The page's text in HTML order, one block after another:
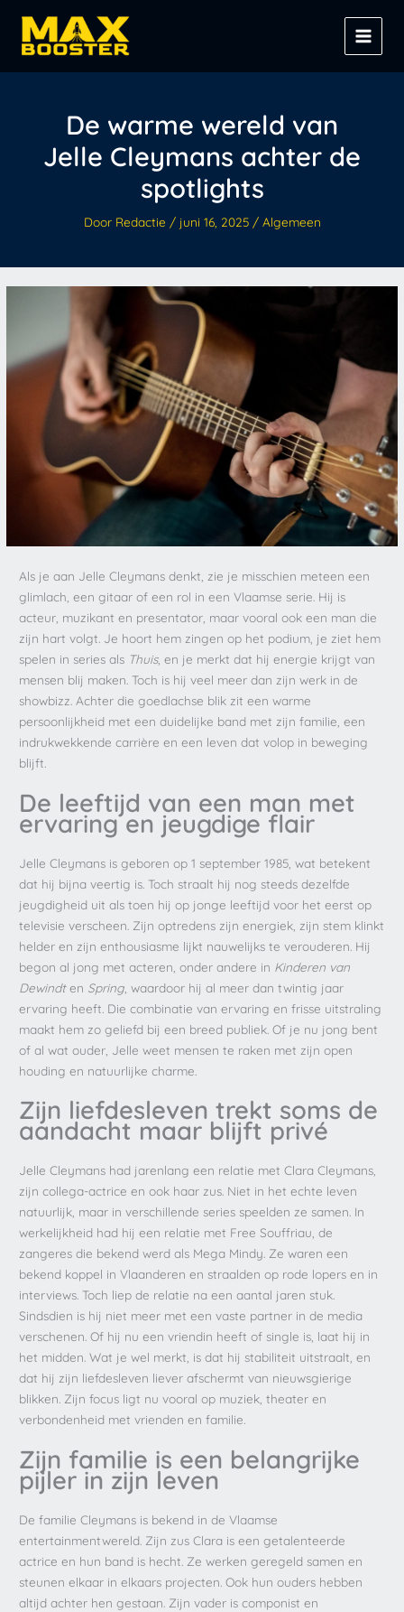
inhoud
De warme wereld van
Jelle Cleymans achter de
spotlights
Door Redactie / juni 16, 2025 / Algemeen
Als je aan Jelle Cleymans denkt, zie je misschien meteen een
glimlach, een gitaar of een rol in een Vlaamse serie. Hij is
acteur, muzikant en presentator, maar vooral ook een man die
zijn hart volgt. Je hoort hem zingen op het podium, je ziet hem
spelen in series als Thuis, en je merkt dat hij energie krijgt van
mensen blij maken. Toch is hij veel meer dan zijn werk in de
showbizz. Achter die goedlachse blik zit een warme
persoonlijkheid met een duidelijke band met zijn familie, een
indrukwekkende carrière en een leven dat volop in beweging
blijft.
De leeftijd van een man met
ervaring en jeugdige flair
Jelle Cleymans is geboren op 1 september 1985, wat betekent
dat hij bijna veertig is. Toch straalt hij nog steeds dezelfde
jeugdigheid uit als toen hij op jonge leeftijd voor het eerst op
televisie verscheen. Zijn optredens zijn energiek, zijn stem klinkt
helder en zijn enthousiasme lijkt nauwelijks te verouderen. Hij
begon al jong met acteren, onder andere in Kinderen van
Dewindten Spring , waardoor hij al meer dan twintig jaar
ervaring heeft. Die combinatie van ervaring en frisse uitstraling
maakt hem zo geliefd bij een breed publiek. Of je nu jong bent
of al wat ouder, Jelle weet mensen te raken met zijn open
houding en natuurlijke charme.
Zijn liefdesleven trekt soms de
aandacht maar blijft privé
Jelle Cleymans had jarenlang een relatie met Clara Cleymans,
zijn collega-actrice en ook haar zus. Niet in het echte leven
natuurlijk, maar in verschillende series speelden ze samen. In
werkelijkheid had hij een relatie met Free Souffriau, de
zangeres die bekend werd als Mega Mindy. Ze waren een
bekend koppel in Vlaanderen en straalden op rode lopers en in
interviews. Toch liep de relatie na een aantal jaren stuk.
Sindsdien is hij niet meer met een vaste partner in de media
verschenen. Of hij nu een vriendin heeft of single is, laat hij in
het midden. Wat je wel merkt, is dat hij stabiliteit uitstraalt, en
dat hij zijn liefdesleven liever afschermt van nieuwsgierige
blikken. Zijn focus ligt nu vooral op muziek, theater en
verbondenheid met vrienden en familie.
Zijn familie is een belangrijke
pijler in zijn leven
De familie Cleymans is bekend in de Vlaamse
entertainmentwereld. Zijn zus Clara is een getalenteerde
actrice en hun band is hecht. Ze werken geregeld samen en
steunen elkaar in elkaars projecten. Ook hun ouders hebben
altijd achter hen gestaan. Zijn vader is componist en
Z
o